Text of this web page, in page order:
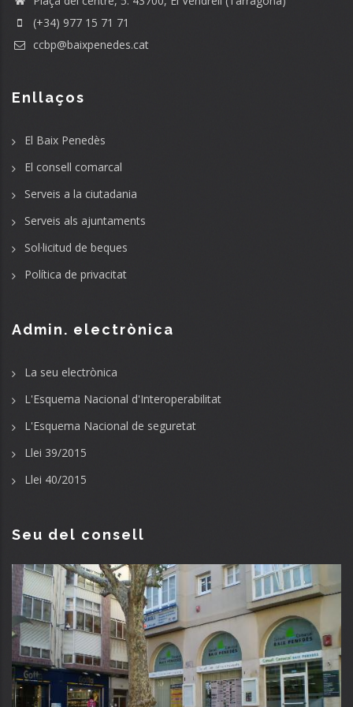
(+34) 977 15 71 71
ccbp@baixpenedes.cat
Enllaços
El Baix Penedès
El consell comarcal
Serveis a la ciutadania
Serveis als ajuntaments
Sol·licitud de beques
Política de privacitat
Admin. electrònica
La seu electrònica
L'Esquema Nacional d'Interoperabilitat
L'Esquema Nacional de seguretat
Llei 39/2015
Llei 40/2015
Seu del consell